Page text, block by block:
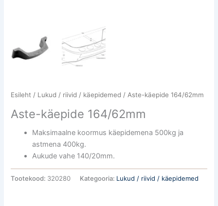
Esileht / Lukud / riivid / käepidemed / Aste-käepide 164/62mm
Aste-käepide 164/62mm
Maksimaalne koormus käepidemena 500kg ja
astmena 400kg.
Aukude vahe 140/20mm.
Tootekood: 320280 Kategooria: Lukud / riivid / käepidemed